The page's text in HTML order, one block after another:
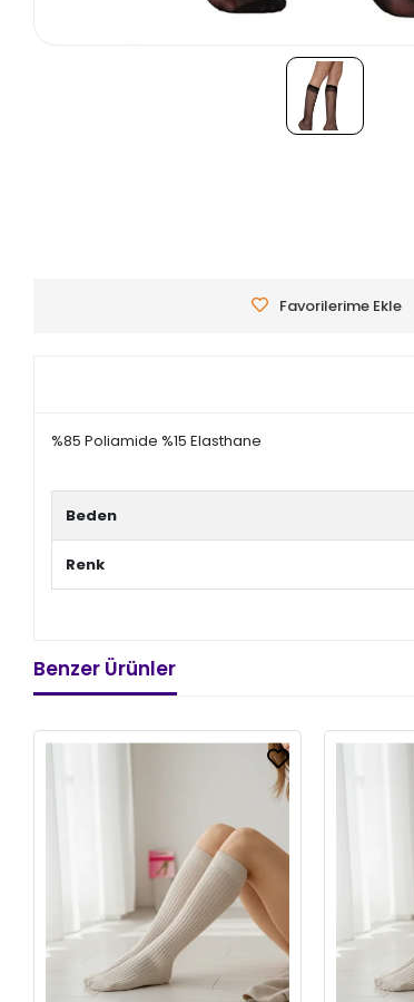
Favorilerime Ekle
%85 Poliamide %15 Elasthane
Beden
Renk
Benzer Ürünler